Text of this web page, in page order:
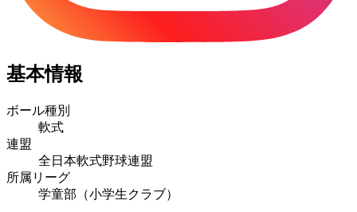
基本情報
ボール種別
軟式
連盟
全日本軟式野球連盟
所属リーグ
学童部（小学生クラブ）